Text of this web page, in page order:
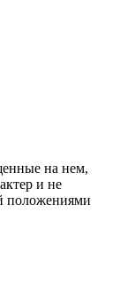
на нем,
и не
положениями